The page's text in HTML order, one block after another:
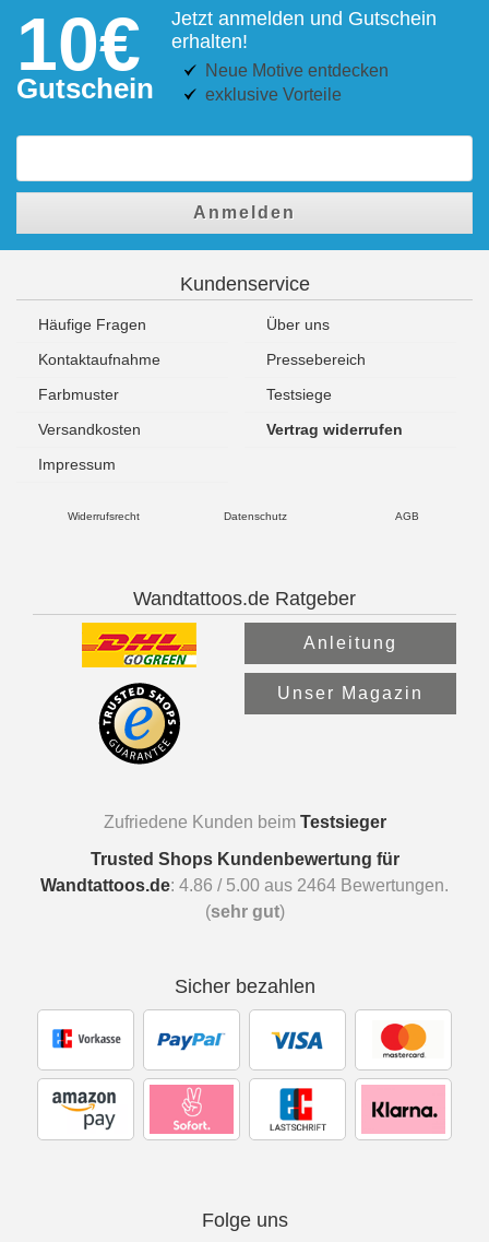
10€
Gutschein
Jetzt anmelden und Gutschein
erhalten!
Neue Motive entdecken
exklusive Vorteile
Anmelden
Kundenservice
Häufige Fragen
Über uns
Kontaktaufnahme
Pressebereich
Farbmuster
Testsiege
Versandkosten
Vertrag widerrufen
Impressum
Widerrufsrecht Datenschutz AGB
Wandtattoos.de Ratgeber
Anleitung
Unser Magazin
Zufriedene Kunden beim Testsieger
Trusted Shops Kundenbewertung für
Wandtattoos.de: 4.86 / 5.00 aus 2464 Bewertungen.
(sehr gut)
Sicher bezahlen
Folge uns